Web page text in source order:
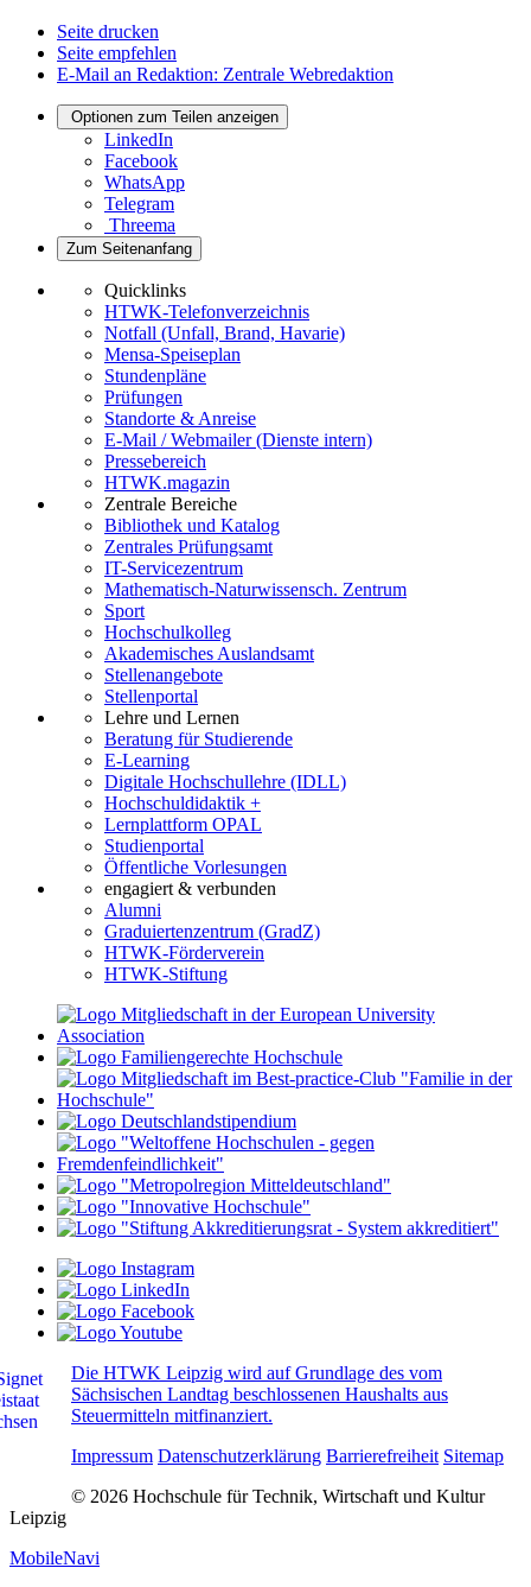
Seite drucken
Seite empfehlen
E-Mail an Redaktion: Zentrale Webredaktion
Optionen zum Teilen anzeigen
LinkedIn
Facebook
WhatsApp
Telegram
Threema
Zum Seitenanfang
Quicklinks
HTWK-Telefonverzeichnis
Notfall (Unfall, Brand, Havarie)
Mensa-Speiseplan
Stundenpläne
Prüfungen
Standorte & Anreise
E-Mail / Webmailer (Dienste intern)
Pressebereich
HTWK.magazin
Zentrale Bereiche
Bibliothek und Katalog
Zentrales Prüfungsamt
IT-Servicezentrum
Mathematisch-Naturwissensch. Zentrum
Sport
Hochschulkolleg
Akademisches Auslandsamt
Stellenangebote
Stellenportal
Lehre und Lernen
Beratung für Studierende
E-Learning
Digitale Hochschullehre (IDLL)
Hochschuldidaktik +
Lernplattform OPAL
Studienportal
Öffentliche Vorlesungen
engagiert & verbunden
Alumni
Graduiertenzentrum (GradZ)
HTWK-Förderverein
HTWK-Stiftung
Die HTWK Leipzig wird auf Grundlage des vom
Sächsischen Landtag beschlossenen Haushalts aus
Steuermitteln mitfinanziert.
Impressum Datenschutzerklärung Barrierefreiheit Sitemap
© 2026 Hochschule für Technik, Wirtschaft und Kultur
Leipzig
MobileNavi